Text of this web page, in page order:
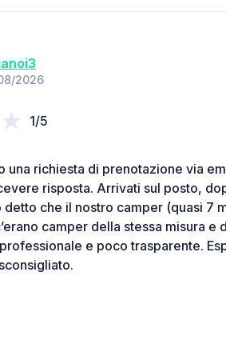
2026
1/5
una richiesta di prenotazione via
risposta. Arrivati sul posto,
detto che il nostro camper (quasi 7
camper della stessa misura e
e poco trasparente.